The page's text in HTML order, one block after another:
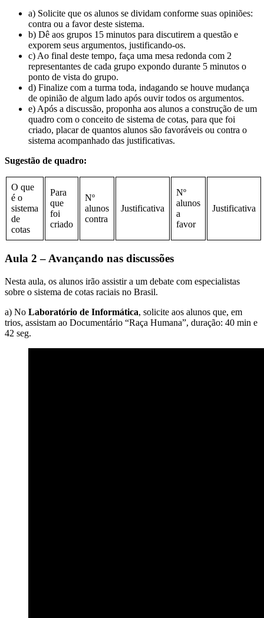
a) Solicite que os alunos se dividam conforme suas opiniões:
contra ou a favor deste sistema.
b) Dê aos grupos 15 minutos para discutirem a questão e
exporem seus argumentos, justificando-os.
c) Ao final deste tempo, faça uma mesa redonda com 2
representantes de cada grupo expondo durante 5 minutos o
ponto de vista do grupo.
d) Finalize com a turma toda, indagando se houve mudança
de opinião de algum lado após ouvir todos os argumentos.
e) Após a discussão, proponha aos alunos a construção de um
quadro com o conceito de sistema de cotas, para que foi
criado, placar de quantos alunos são favoráveis ou contra o
sistema acompanhado das justificativas.
Sugestão de quadro:
O que
é o
sistema
de
cotas
Para
que
foi
criado
Nº
alunos
contra
Justificativa
Nº
alunos
a
favor
Justificativa
Aula 2 – Avançando nas discussões
Nesta aula, os alunos irão assistir a um debate com especialistas
sobre o sistema de cotas raciais no Brasil.
a) No Laboratório de Informática, solicite aos alunos que, em
trios, assistam ao Documentário “Raça Humana”, duração: 40 min e
42 seg.